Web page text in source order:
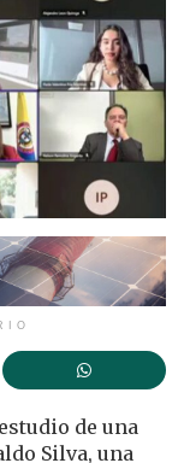
de una
Silva, una